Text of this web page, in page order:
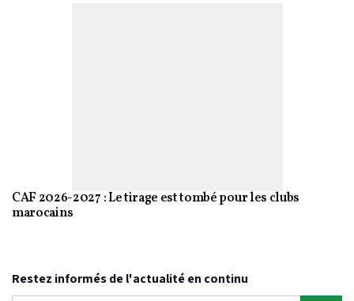
CAF 2026-2027 : Le tirage est tombé pour les clubs
marocains
Restez informés de l'actualité en continu